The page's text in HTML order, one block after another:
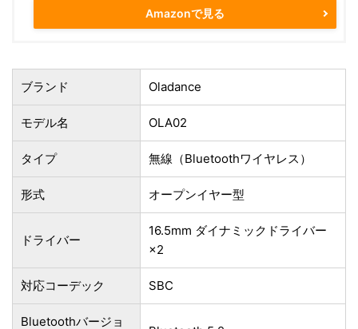
Amazonで見る
ブランド Oladance
モデル名 OLA02
タイプ 無線（‎Bluetoothワイヤレス）
形式 オープンイヤー型
ドライバー
16.5mm ダイナミックドライバー
×2
対応コーデック SBC
Bluetoothバージョ